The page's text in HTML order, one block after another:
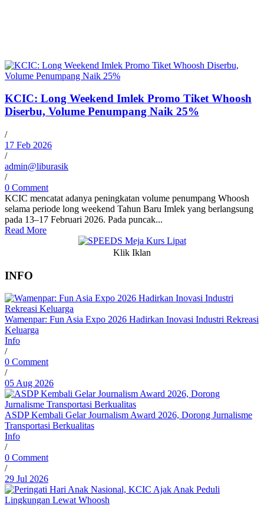
KCIC: Long Weekend Imlek Promo Tiket Whoosh
Diserbu, Volume Penumpang Naik 25%
/
17 Feb 2026
/
admin@liburasik
/
0 Comment
KCIC mencatat adanya peningkatan volume penumpang Whoosh
selama periode long weekend Tahun Baru Imlek yang berlangsung
pada 13–17 Februari 2026. Pada puncak...
Read More
Klik Iklan
INFO
Wamenpar: Fun Asia Expo 2026 Hadirkan Inovasi Industri Rekreasi
Keluarga
Info
/
0 Comment
/
05 Aug 2026
ASDP Kembali Gelar Journalism Award 2026, Dorong Jurnalisme
Transportasi Berkualitas
Info
/
0 Comment
/
29 Jul 2026